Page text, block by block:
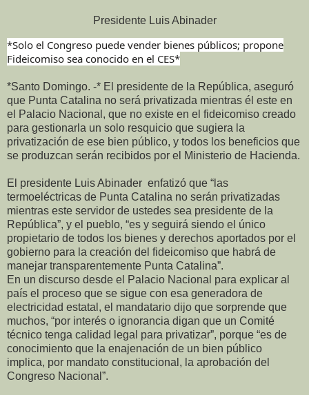
Presidente Luis Abinader
*Solo el Congreso puede vender bienes públicos; propone
Fideicomiso sea conocido en el CES*
*Santo Domingo. -* El presidente de la República, aseguró
que Punta Catalina no será privatizada mientras él este en
el Palacio Nacional, que no existe en el fideicomiso creado
para gestionarla un solo resquicio que sugiera la
privatización de ese bien público, y todos los beneficios que
se produzcan serán recibidos por el Ministerio de Hacienda.
El presidente Luis Abinader enfatizó que “las
termoeléctricas de Punta Catalina no serán privatizadas
mientras este servidor de ustedes sea presidente de la
República”, y el pueblo, “es y seguirá siendo el único
propietario de todos los bienes y derechos aportados por el
gobierno para la creación del fideicomiso que habrá de
manejar transparentemente Punta Catalina”.
En un discurso desde el Palacio Nacional para explicar al
país el proceso que se sigue con esa generadora de
electricidad estatal, el mandatario dijo que sorprende que
muchos, “por interés o ignorancia digan que un Comité
técnico tenga calidad legal para privatizar”, porque “es de
conocimiento que la enajenación de un bien público
implica, por mandato constitucional, la aprobación del
Congreso Nacional”.